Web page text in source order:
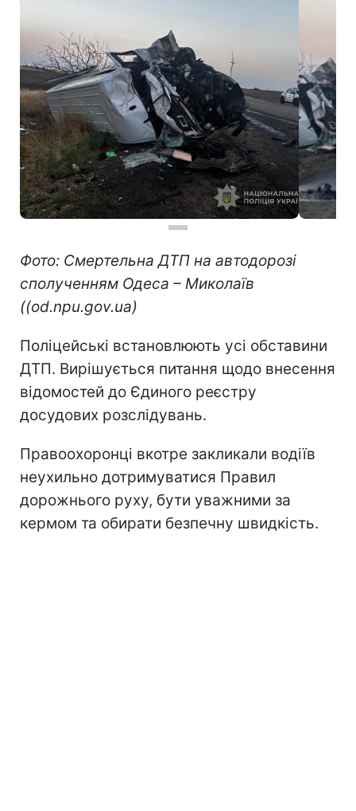
Фото: Смертельна ДТП на автодорозі
сполученням Одеса – Миколаїв
((od.npu.gov.ua)
Поліцейські встановлюють усі обставини
ДТП. Вирішується питання щодо внесення
відомостей до Єдиного реєстру
досудових розслідувань.
Правоохоронці вкотре закликали водіїв
неухильно дотримуватися Правил
дорожнього руху, бути уважними за
кермом та обирати безпечну швидкість.